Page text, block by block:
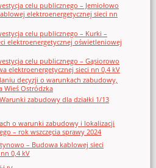
celu publicznego – Jemiołowo
elektroenergetycznej sieci nn
celu publicznego – Kurki –
elektroenergetycznej oświetleniowej
celu publicznego – Gąsiorowo
elektroenergetycznej sieci nn 0,4 kV
decyzji o warunkach zabudowy,
Wieś Ostródzka
zabudowy dla działki 1/13
o warunki zabudowy i lokalizacji
– rok wszczęcia sprawy 2024
– Budowa kablowej sieci
0,4 kV